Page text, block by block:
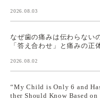
2026.08.03
なぜ歯の痛みは伝わらない
「答え合わせ」と痛みの正
2026.08.02
“My Child is Only 6 and
ther Should Know Based on